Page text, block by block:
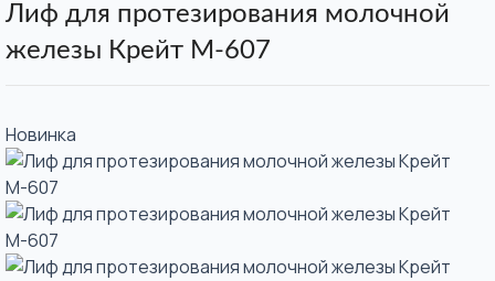
Лиф для протезирования молочной
железы Крейт М-607
Новинка